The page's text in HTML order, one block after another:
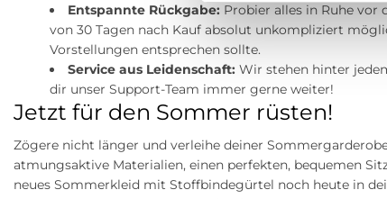
Entspannte Rückgabe: Probier alles in Ruhe vor
von 30 Tagen nach Kauf absolut unkompliziert
Vorstellungen entsprechen sollte.
Service aus Leidenschaft: Wir stehen hinter
dir unser Support-Team immer gerne weiter!
Jetzt für den Sommer rüsten!
Zögere nicht länger und verleihe deiner
atmungsaktive Materialien, einen perfekten, bequemen
neues Sommerkleid mit Stoffbindegürtel noch heute in